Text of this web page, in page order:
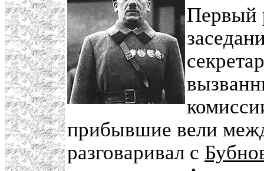
Первый
прибывшие вели
разговаривал с